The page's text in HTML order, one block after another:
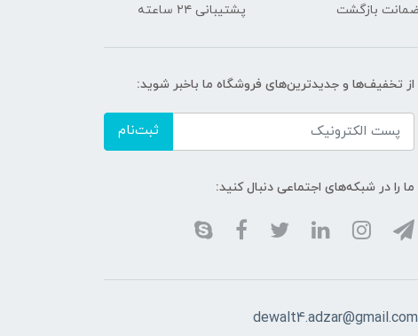
پشتیبانی ۲۴ ساعته
از تخفیف‌ها و جدیدترین‌های فروشگاه ما باخبر شوید:
ثبت‌نام
ما را در شبکه‌های اجتماعی دنبال کنید:
dewalt4.adzar@gmail.com